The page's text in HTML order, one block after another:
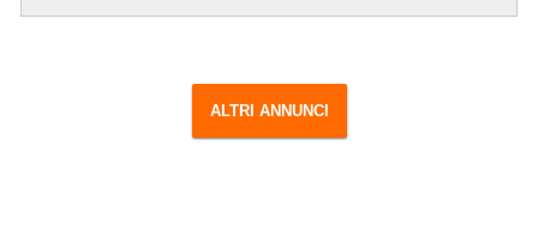
ALTRI ANNUNCI